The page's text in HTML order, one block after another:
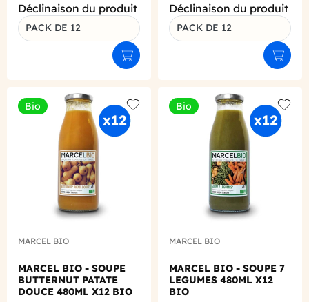
Déclinaison du produit
PACK DE 12
Ajouter au panier
Déclinaison du produit
PACK DE 12
Bio
Add to wishlist
MARCEL BIO
MARCEL BIO - SOUPE
BUTTERNUT PATATE
DOUCE 480ML X12 BIO
Bio
Add
MARCEL BIO
MARCEL BIO - SOUPE 7
LEGUMES 480ML X12
BIO